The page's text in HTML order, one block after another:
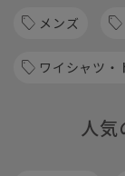
メンズ
ワイシャツ
人気